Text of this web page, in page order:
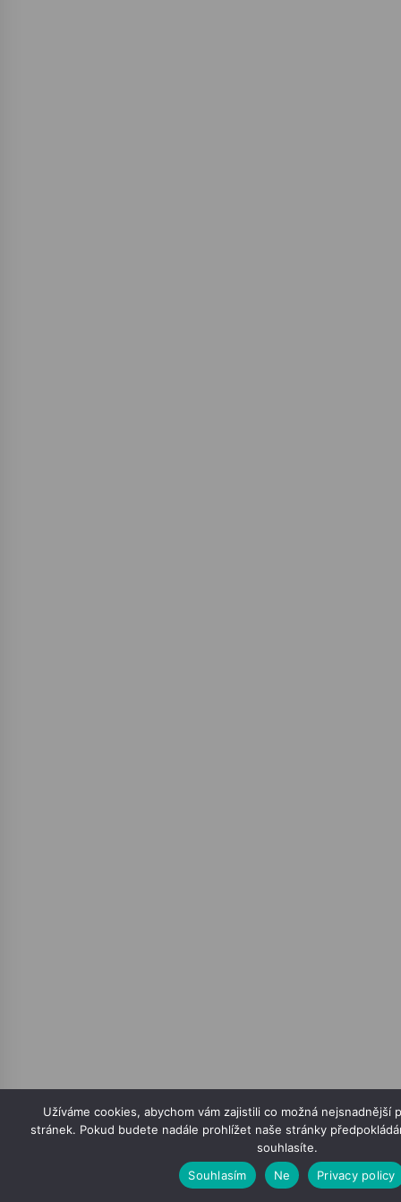
Užíváme cookies, abychom vám zajistili co možná nejsnadnější
stránek. Pokud budete nadále prohlížet naše stránky
souhlasíte.
Souhlasím
Ne Privacy policy